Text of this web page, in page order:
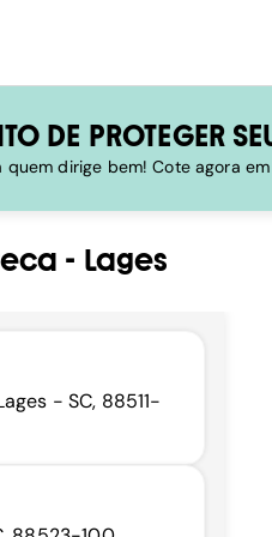
DE PROTEGER
dirige bem! Cote agora
- Lages
- SC, 88511-